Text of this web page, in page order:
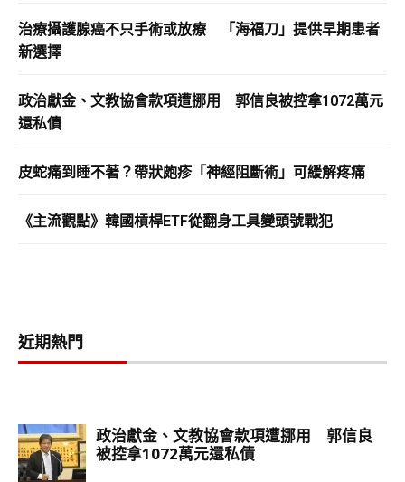
治療攝護腺癌不只手術或放療 「海福刀」提供早期患者
新選擇
政治獻金、文教協會款項遭挪用 郭信良被控拿1072萬元
還私債
皮蛇痛到睡不著？帶狀皰疹「神經阻斷術」可緩解疼痛
《主流觀點》韓國槓桿ETF從翻身工具變頭號戰犯
近期熱門